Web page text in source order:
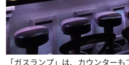
「ガスランプ」は、カウンター